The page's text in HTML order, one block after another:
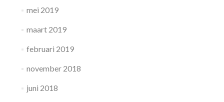
mei 2019
maart 2019
februari 2019
november 2018
juni 2018